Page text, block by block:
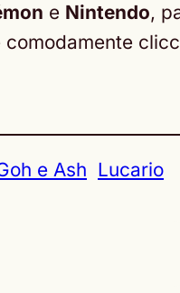
e Nintendo,
e Ash Lucario